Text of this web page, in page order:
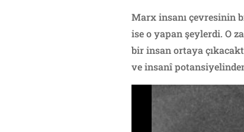
Marx insanı çevresinin
ise o yapan şeylerdi. O
bir insan ortaya
ve insanî potansiyelinden